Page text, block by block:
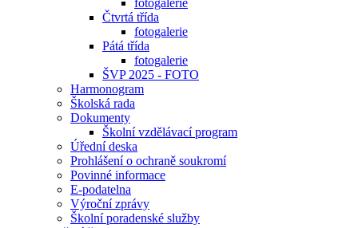
fotogalerie
Čtvrtá třída
fotogalerie
Pátá třída
fotogalerie
ŠVP 2025 - FOTO
Harmonogram
Školská rada
Dokumenty
Školní vzdělávací program
Úřední deska
Prohlášení o ochraně soukromí
Povinné informace
E-podatelna
Výroční zprávy
Školní poradenské služby